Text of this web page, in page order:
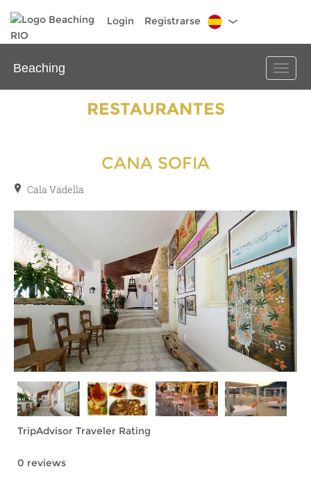
Login Registrarse
Toggle
Beaching
RESTAURANTES
CANA SOFIA
Cala Vadella
TripAdvisor Traveler Rating
0 reviews